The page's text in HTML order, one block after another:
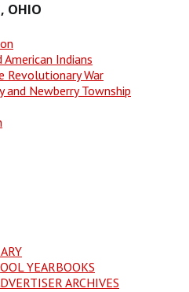
OHIO
Indians
Revolutionary War
Newberry Township
YEARBOOKS
ARCHIVES